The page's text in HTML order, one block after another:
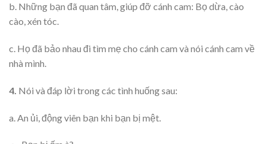
b. Những bạn đã quan tâm, giúp đỡ cánh cam: Bọ dừa, cào
cào, xén tóc.
c. Họ đã bảo nhau đi tìm mẹ cho cánh cam và nói cánh cam về
nhà mình.
4. Nói và đáp lời trong các tình huống sau:
a. An ủi, động viên bạn khi bạn bị mệt.